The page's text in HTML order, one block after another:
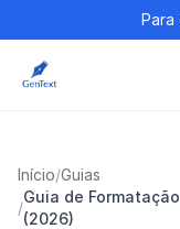
Início/Guias
/
Guia de
(2026)